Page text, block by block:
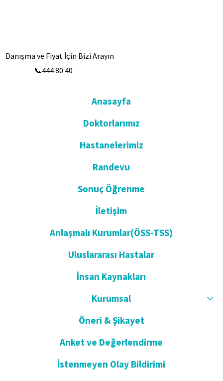
Danışma ve Fiyat İçin Bizi Arayın
📞444 80 40
Anasayfa
Doktorlarımız
Hastanelerimiz
Randevu
Sonuç Öğrenme
İletişim
Anlaşmalı Kurumlar(ÖSS-TSS)
Uluslararası Hastalar
İnsan Kaynakları
Kurumsal
Öneri & Şikayet
Anket ve Değerlendirme
İstenmeyen Olay Bildirimi